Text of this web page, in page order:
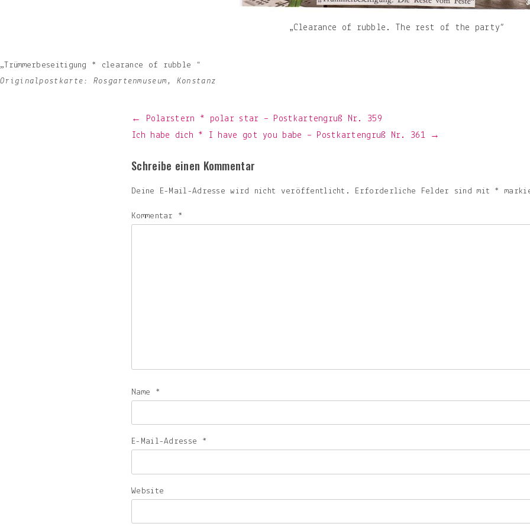
„Clearance of rubble. The rest of the party“
„Trümmerbeseitigung * clearance of rubble “
Originalpostkarte: Rosgartenmuseum, Konstanz
Beitragsnavigation
← Polarstern * polar star – Postkartengruß Nr. 359
Ich habe dich * I have got you babe – Postkartengruß Nr. 361 →
Schreibe einen Kommentar
Deine E-Mail-Adresse wird nicht veröffentlicht. Erforderliche Felder sind mit *
Kommentar *
Name *
E-Mail-Adresse *
Website